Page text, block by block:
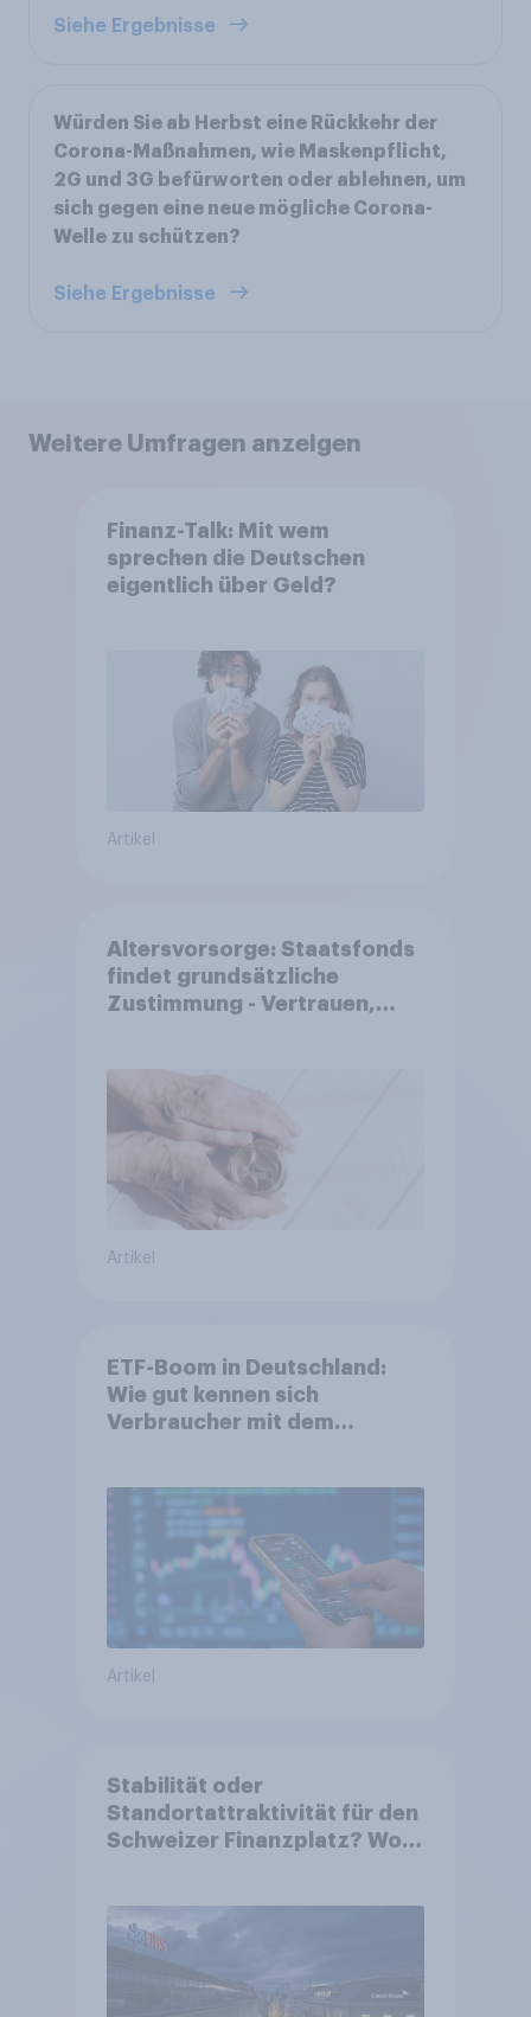
Siehe Ergebnisse
Würden Sie ab Herbst eine Rückkehr der
Corona-Maßnahmen, wie Maskenpflicht,
2G und 3G befürworten oder ablehnen, um
sich gegen eine neue mögliche Corona-
Welle zu schützen?
Siehe Ergebnisse
Weitere Umfragen anzeigen
Finanz-Talk: Mit wem
sprechen die Deutschen
eigentlich über Geld?
Artikel
Altersvorsorge: Staatsfonds
findet grundsätzliche
Zustimmung - Vertrauen,
Akzeptanz
Artikel
ETF-Boom in Deutschland:
Wie gut kennen sich
Verbraucher mit dem
Artikel
Stabilität oder
Standortattraktivität für den
Schweizer Finanzplatz? Wo
von Grossbanken steht